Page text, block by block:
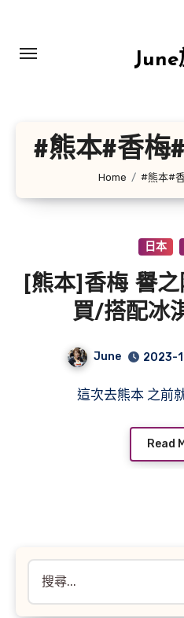
content
June
#熊本#香梅
Home #熊本#
日本
[熊本]香梅 譽
買/搭配冰
June 2023-
這次去熊本 之
Read